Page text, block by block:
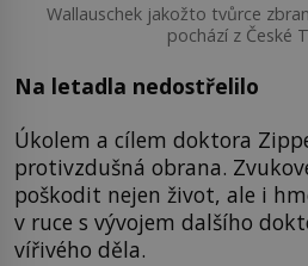
Wallauschek jakožto tvůrce
pochází z České
Na letadla nedostřelilo
Úkolem a cílem doktora
protivzdušná obrana.
poškodit nejen život, ale i
v ruce s vývojem dalšího
vířivého děla.